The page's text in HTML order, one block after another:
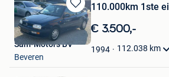
Bewaren
in
Mijn
Favorieten
110.000km 1ste
€ 3.500,-
1994 112.038 km
Sam-Motors BV
Beveren